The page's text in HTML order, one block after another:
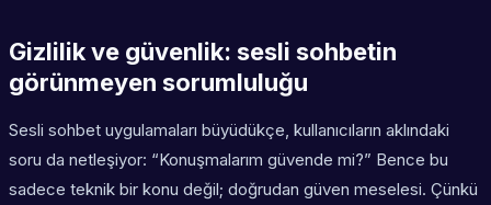
Gizlilik ve güvenlik: sesli sohbetin
görünmeyen sorumluluğu
Sesli sohbet uygulamaları büyüdükçe, kullanıcıların aklındaki
soru da netleşiyor: “Konuşmalarım güvende mi?” Bence bu
sadece teknik bir konu değil; doğrudan güven meselesi. Çünkü